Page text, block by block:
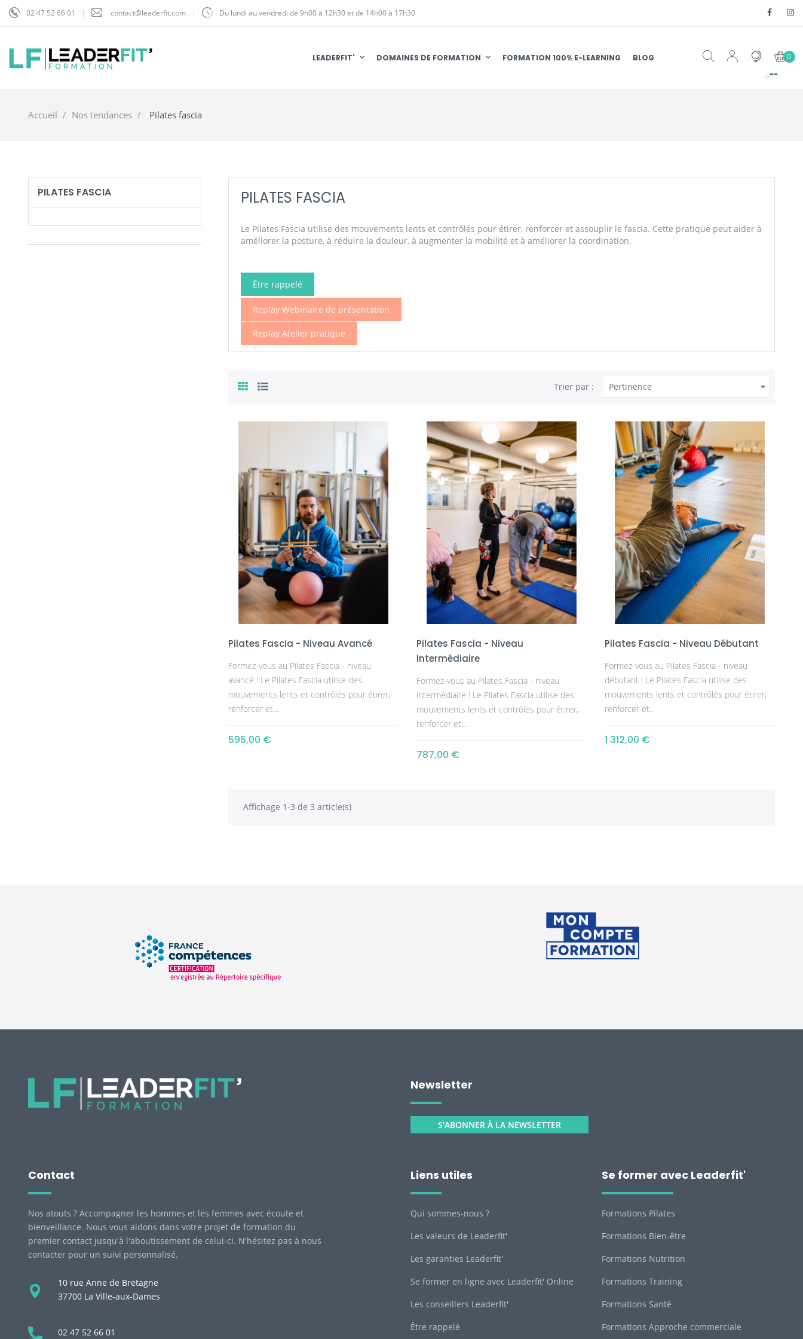
02 47 52 66 01 contact@leaderfit.com Du lundi au vendredi de 9h00 à 12h30 et de 14h00 à 17h30
LEADERFIT' DOMAINES DE FORMATION FORMATION 100% E-LEARNING BLOG 0
Accueil Nos tendances Pilates fascia
PILATES FASCIA PILATES FASCIA
Le Pilates Fascia utilise des mouvements lents et contrôlés pour étirer, renforcer et assouplir le fascia. Cette pratique peut aider à
améliorer la posture, à réduire la douleur, à augmenter la mobilité et à améliorer la coordination.
Être rappelé
Replay Webinaire de présentation
Replay Atelier pratique
Trier par : Pertinence 
Pilates Fascia - Niveau Avancé
Formez-vous au Pilates Fascia - niveau
avancé ! Le Pilates Fascia utilise des
mouvements lents et contrôlés pour étirer,
renforcer et...
595,00 €
Pilates Fascia - Niveau
Intermédiaire
Formez-vous au Pilates Fascia - niveau
intermédiaire ! Le Pilates Fascia utilise des
mouvements lents et contrôlés pour étirer,
renforcer et...
787,00 €
Pilates Fascia - Niveau Débutant
Formez-vous au Pilates Fascia - niveau
débutant ! Le Pilates Fascia utilise des
mouvements lents et contrôlés pour étirer,
renforcer et...
1 312,00 €
Affichage 1-3 de 3 article(s)
Newsletter
S'ABONNER À LA NEWSLETTER
Contact
Nos atouts ? Accompagner les hommes et les femmes avec écoute et
bienveillance. Nous vous aidons dans votre projet de formation du
premier contact jusqu'à l'aboutissement de celui-ci. N'hésitez pas à nous
contacter pour un suivi personnalisé.
10 rue Anne de Bretagne
37700 La Ville-aux-Dames
02 47 52 66 01
Liens utiles
Qui sommes-nous ?
Les valeurs de Leaderfit'
Les garanties Leaderfit'
Se former en ligne avec Leaderfit' Online
Les conseillers Leaderfit'
Être rappelé
Se former avec Leaderfit'
Formations Pilates
Formations Bien-être
Formations Nutrition
Formations Training
Formations Santé
Formations Approche commerciale